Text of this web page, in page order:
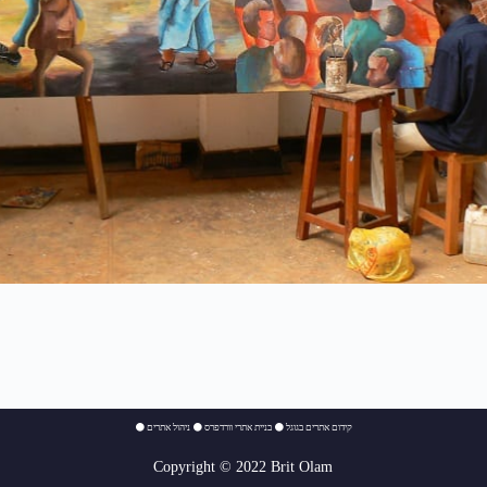
⚫ קידום אתרים בגוגל ⚫בניית אתרי וורדפרס ⚫ניהול אתרים
Copyright © 2022 Brit Olam